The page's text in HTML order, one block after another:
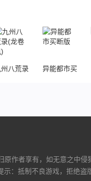
州八荒录(龙卷风)异能都市买断版
原作者享有，如无意之中
示：抵制不良游戏，拒绝